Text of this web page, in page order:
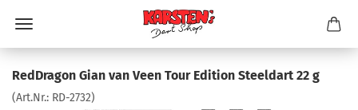
RedDragon Gian van Veen Tour Edition Steeldart 22 g
(Art.Nr.: RD-2732)